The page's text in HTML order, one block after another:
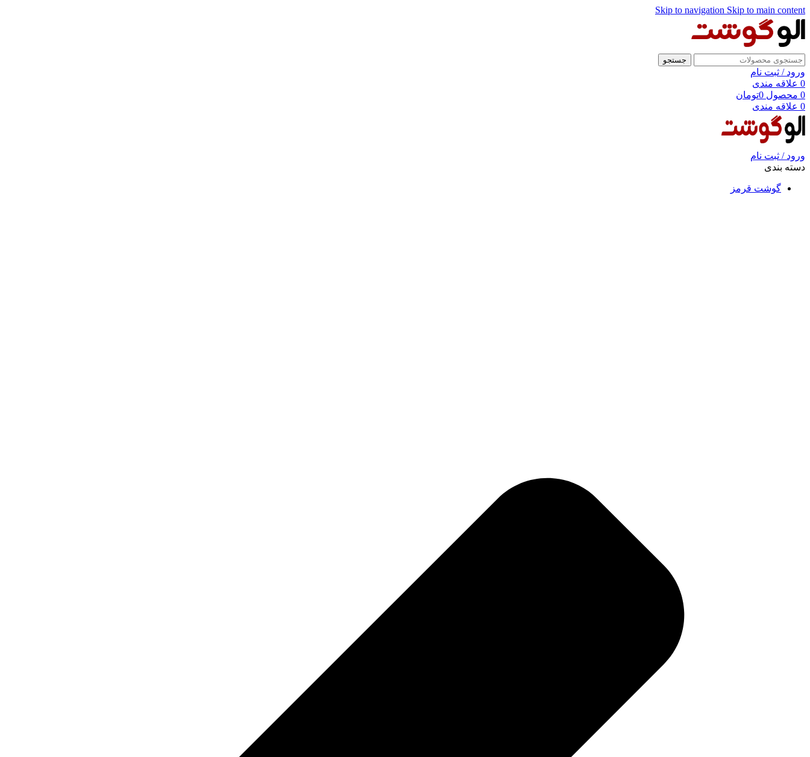
Skip to navigation Skip to main content
جستجو
ورود / ثبت نام
0 علاقه مندی
0 محصول 0تومان
0 علاقه مندی
ورود / ثبت نام
دسته بندی
گوشت قرمز